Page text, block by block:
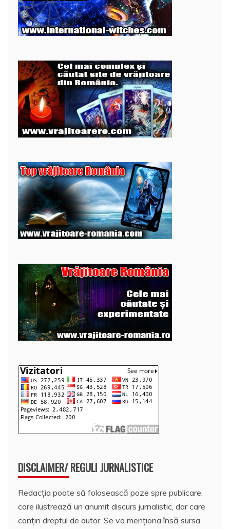
DISCLAIMER/ REGULI JURNALISTICE
Redacția poate să folosească poze spre publicare,
care ilustrează un anumit discurs jurnalistic, dar care
conțin dreptul de autor. Se va menționa însă sursa